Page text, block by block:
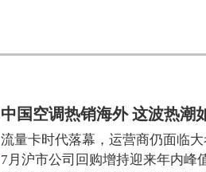
中国空调热销海外 这波热潮
流量卡时代落幕，运营商仍面临
7月沪市公司回购增持迎来年内峰